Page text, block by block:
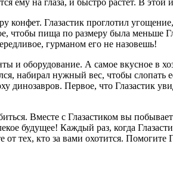
конфет. Глазастик проглотил
чтобы пища по размеру была меньше
гурманом его не назовешь!
и оборудование. А самое вкусное в
набирал нужный вес, чтобы
динозавров. Первое, что Глазастик
Вместе с Глазастиком вы
будущее! Каждый раз, когда
тех, кто за вами охотится. Помогите